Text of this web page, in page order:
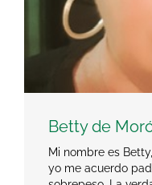
Betty de
Mi nombre es
yo me acuerdo